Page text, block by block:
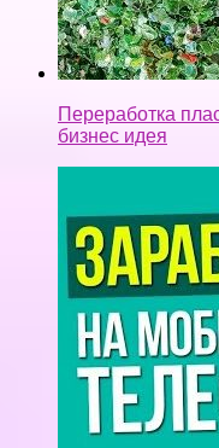
Переработка
бизнес идея